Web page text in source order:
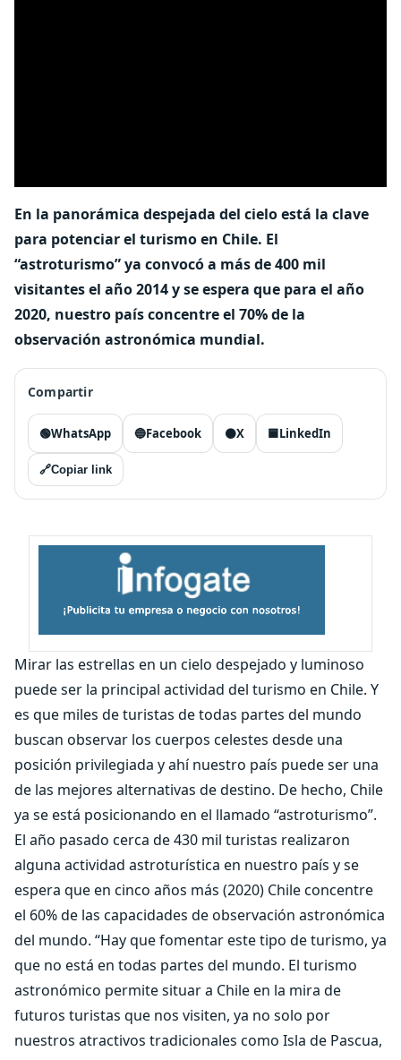
En la panorámica despejada del cielo está la clave
para potenciar el turismo en Chile. El
“astroturismo” ya convocó a más de 400 mil
visitantes el año 2014 y se espera que para el año
2020, nuestro país concentre el 70% de la
observación astronómica mundial.
Compartir
🟢WhatsApp 🔵Facebook ⚫X 🟦LinkedIn
🔗Copiar link
Mirar las estrellas en un cielo despejado y luminoso
puede ser la principal actividad del turismo en Chile. Y
es que miles de turistas de todas partes del mundo
buscan observar los cuerpos celestes desde una
posición privilegiada y ahí nuestro país puede ser una
de las mejores alternativas de destino. De hecho, Chile
ya se está posicionando en el llamado “astroturismo”.
El año pasado cerca de 430 mil turistas realizaron
alguna actividad astroturística en nuestro país y se
espera que en cinco años más (2020) Chile concentre
el 60% de las capacidades de observación astronómica
del mundo. “Hay que fomentar este tipo de turismo, ya
que no está en todas partes del mundo. El turismo
astronómico permite situar a Chile en la mira de
futuros turistas que nos visiten, ya no solo por
nuestros atractivos tradicionales como Isla de Pascua,